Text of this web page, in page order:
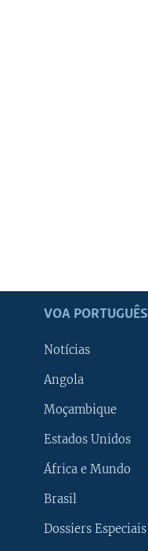
VOA PORTUGUÊS
Notícias
Angola
Moçambique
Estados Unidos
África e Mundo
Brasil
Dossiers Especiais